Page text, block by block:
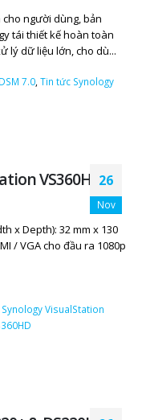
người dùng, bản
tái thiết kế hoàn toàn
lý dữ liệu lớn, cho dù...
7.0,Tin tức Synology
26
Nov
VS360HD |
x Depth): 32 mm x 130
/ VGA cho đầu ra 1080p
Synology VisualStation